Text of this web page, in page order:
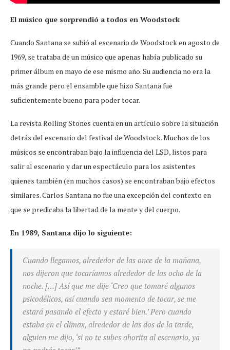
El músico que sorprendió a todos en Woodstock
Cuando Santana se subió al escenario de Woodstock en agosto de
1969, se trataba de un músico que apenas había publicado su
primer álbum en mayo de ese mismo año. Su audiencia no era la
más grande pero el ensamble que hizo Santana fue
suficientemente bueno para poder tocar.
La revista Rolling Stones cuenta en un artículo sobre la situación
detrás del escenario del festival de Woodstock. Muchos de los
músicos se encontraban bajo la influencia del LSD, listos para
salir al escenario y dar un espectáculo para los asistentes
quienes también (en muchos casos) se encontraban bajo efectos
similares. Carlos Santana no fue una excepción del contexto en
que se predicaba la libertad de la mente y del cuerpo.
En 1989, Santana dijo lo siguiente:
Cuando llegamos, alrededor de las once de la mañana,
nos dijeron que tocaríamos alrededor de las ocho de la
noche. […] Así que me dije ‘Creo que tomaré algunos
psicodélicos, así cuando sea momento de tocar, se me
estará pasando el efecto y estaré bien.’ Pero cuando
estaba en el climax, alrededor de las dos de la tarde,
alguien me dijo, ‘si no te subes ahorita al escenario, ya